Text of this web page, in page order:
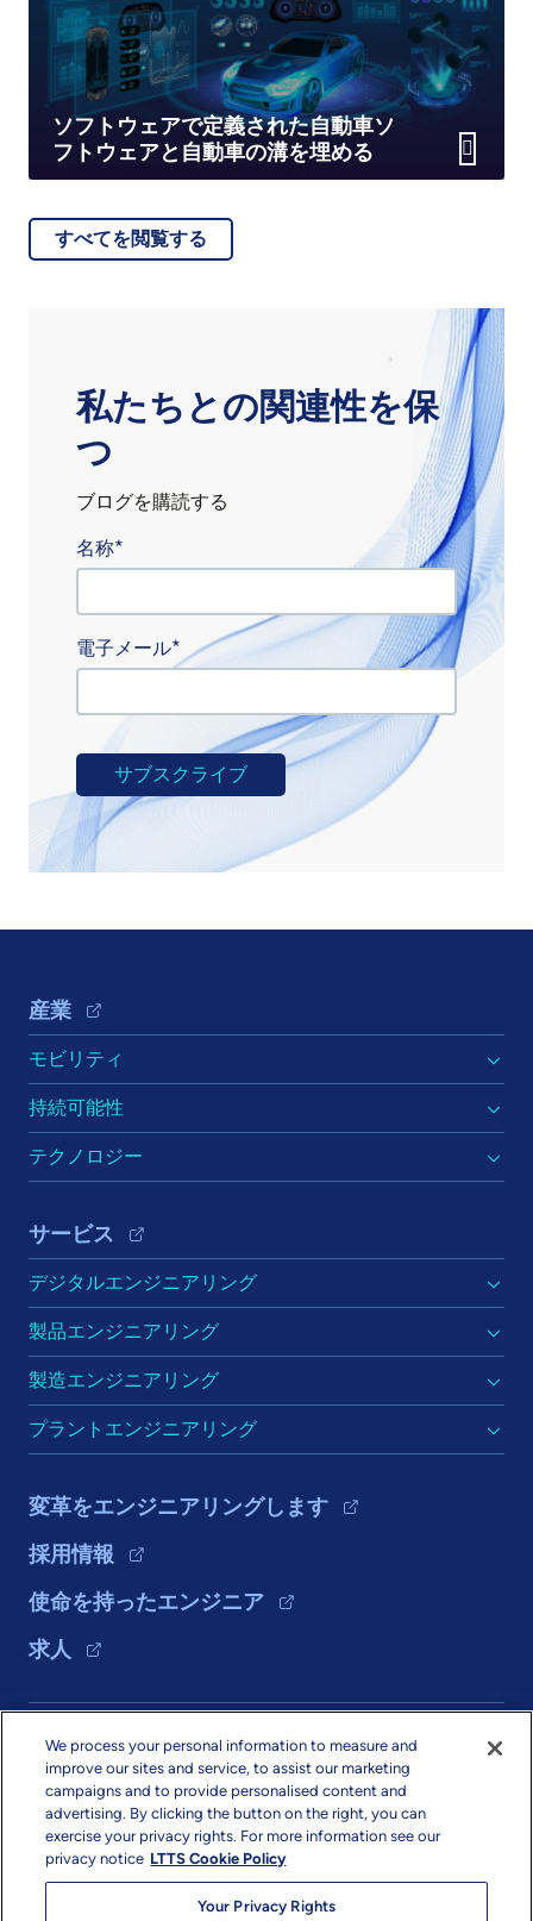
ソフトウェアで定義された自動車ソ
フトウェアと自動車の溝を埋める
すべてを閲覧する
私たちとの関連性を保
つ
ブログを購読する
名称
電子メール
Footer Navigation
産業
モビリティ
持続可能性
テクノロジー
サービス
デジタルエンジニアリング
製品エンジニアリング
製造エンジニアリング
プラントエンジニアリング
変革をエンジニアリングします
採用情報
使命を持ったエンジニア
求人
会社情報
We process your personal information to measure and
improve our sites and service, to assist our marketing
campaigns and to provide personalised content and
advertising. By clicking the button on the right, you can
exercise your privacy rights. For more information see our
privacy notice LTTS Cookie Policy
Your Privacy Rights